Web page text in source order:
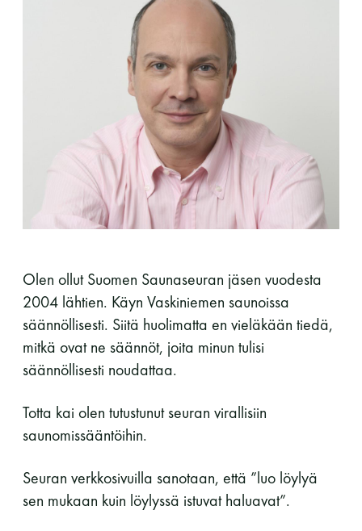
-Naisten päivät ovat maanantai ja
torstai
-Miesten päivät tiistai, keskiviikko,
perjantai ja lauantai
-Kuukauden ensimmäinen lauantai on on
Hinnasto
Jäsen
Vieras jäsenen seurassa
Jäsenen lapsi 7-18 v.
Lapsi alle 7 v.
Olen ollut Suomen Saunaseuran jäsen vuodesta
2004 lähtien. Käyn Vaskiniemen saunoissa
säännöllisesti. Siitä huolimatta en vieläkään tiedä,
mitkä ovat ne säännöt, joita minun tulisi
säännöllisesti noudattaa.
Totta kai olen tutustunut seuran virallisiin
saunomissääntöihin.
Seuran verkkosivuilla sanotaan, että ”luo löylyä
sen mukaan kuin löylyssä istuvat haluavat”.